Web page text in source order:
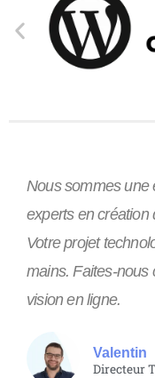
Nous sommes une
experts en création
Votre projet
mains. Faites-nous
vision en ligne.
Valentin
Directeur